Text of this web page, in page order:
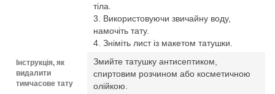
тіла.
3. Використовуючи звичайну воду,
намочіть тату.
4. Зніміть лист із макетом татушки.
Інструкція, як
видалити
тимчасове тату
Змийте татушку антисептиком,
спиртовим розчином або косметичною
олійкою.